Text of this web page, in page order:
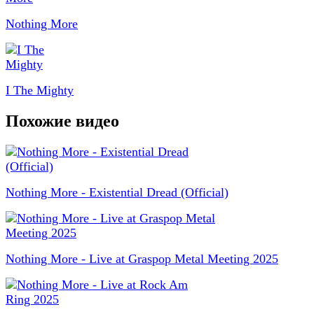
Nothing More
I The Mighty
Похожие видео
Nothing More - Existential Dread (Official)
Nothing More - Live at Graspop Metal Meeting 2025